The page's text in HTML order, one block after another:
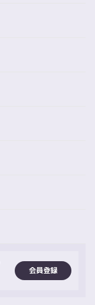
会員登録